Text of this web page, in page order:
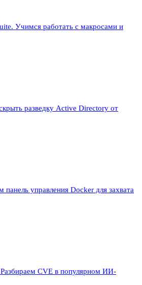
Учимся работать с макросами и
разведку Active Directory от
управления Docker для захвата
CVE в популярном ИИ-